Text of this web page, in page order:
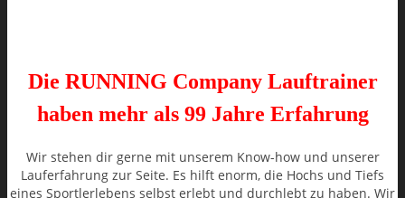
Die RUNNING Company Lauftrainer
haben mehr als 99 Jahre Erfahrung
Wir stehen dir gerne mit unserem Know-how und unserer
Lauferfahrung zur Seite. Es hilft enorm, die Hochs und Tiefs
eines Sportlerlebens selbst erlebt und durchlebt zu haben. Wir